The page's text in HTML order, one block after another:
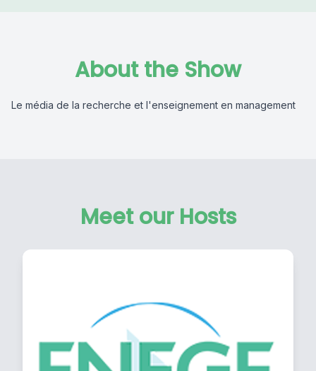
About the Show
Le média de la recherche et l'enseignement en management
Meet our Hosts